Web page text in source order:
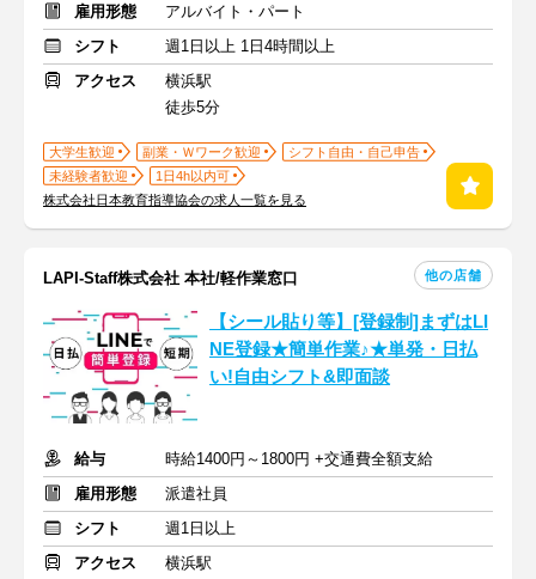
雇用形態
アルバイト・パート
シフト
週1日以上 1日4時間以上
アクセス
横浜駅
徒歩5分
大学生歓迎 副業・Ｗワーク歓迎
シフト自由・自己申告
未経験者歓迎
1日4h以内可
株式会社日本教育指導協会の求人一覧を見る
LAPI-Staff株式会社 本社/軽作業窓口 他の店舗
【シール貼り等】[登録制]まずはLI
NE登録★簡単作業♪★単発・日払
い!自由シフト&即面談
給与
時給1400円～1800円 +交通費全額支給
雇用形態
派遣社員
シフト
週1日以上
アクセス
横浜駅